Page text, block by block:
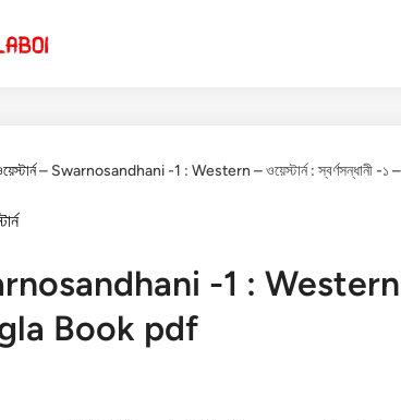
– Swarnosandhani -1 : Western – ওয়েস্টার্ন : স্বর্ণসন্ধানী -
-1 : Western –
Book pdf